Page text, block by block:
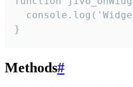
}
Methods#